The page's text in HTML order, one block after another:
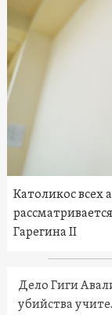
Католикос всех
Гарегина II
Дело Гиги
убийства